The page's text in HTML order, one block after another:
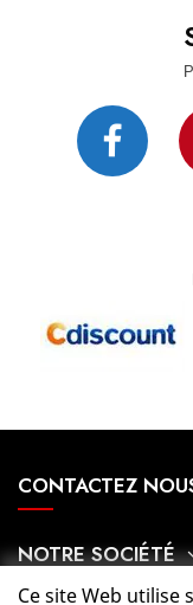
CONTACTEZ
NOTRE SOCIÉTÉ
Ce site Web utilise